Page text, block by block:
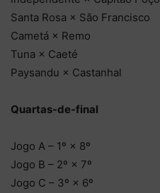
Santa Rosa × São Francisco
Cametá × Remo
Tuna × Caeté
Paysandu × Castanhal
Quartas-de-final
Jogo A – 1º × 8º
Jogo B – 2º × 7º
Jogo C – 3º × 6º